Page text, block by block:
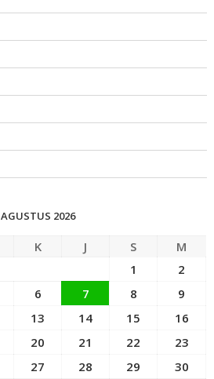
AGUSTUS 2026
K J S
M
1
2
6 7 8
9
13 14 15
16
20 21 22
23
27 28 29
30